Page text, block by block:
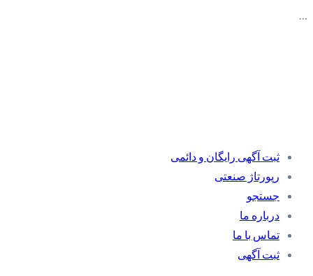
…
ثبت آگهی رایگان و دائمی
رپورتاژ صنعتی
جستجو
درباره ما
تماس با ما
ثبت آگهی